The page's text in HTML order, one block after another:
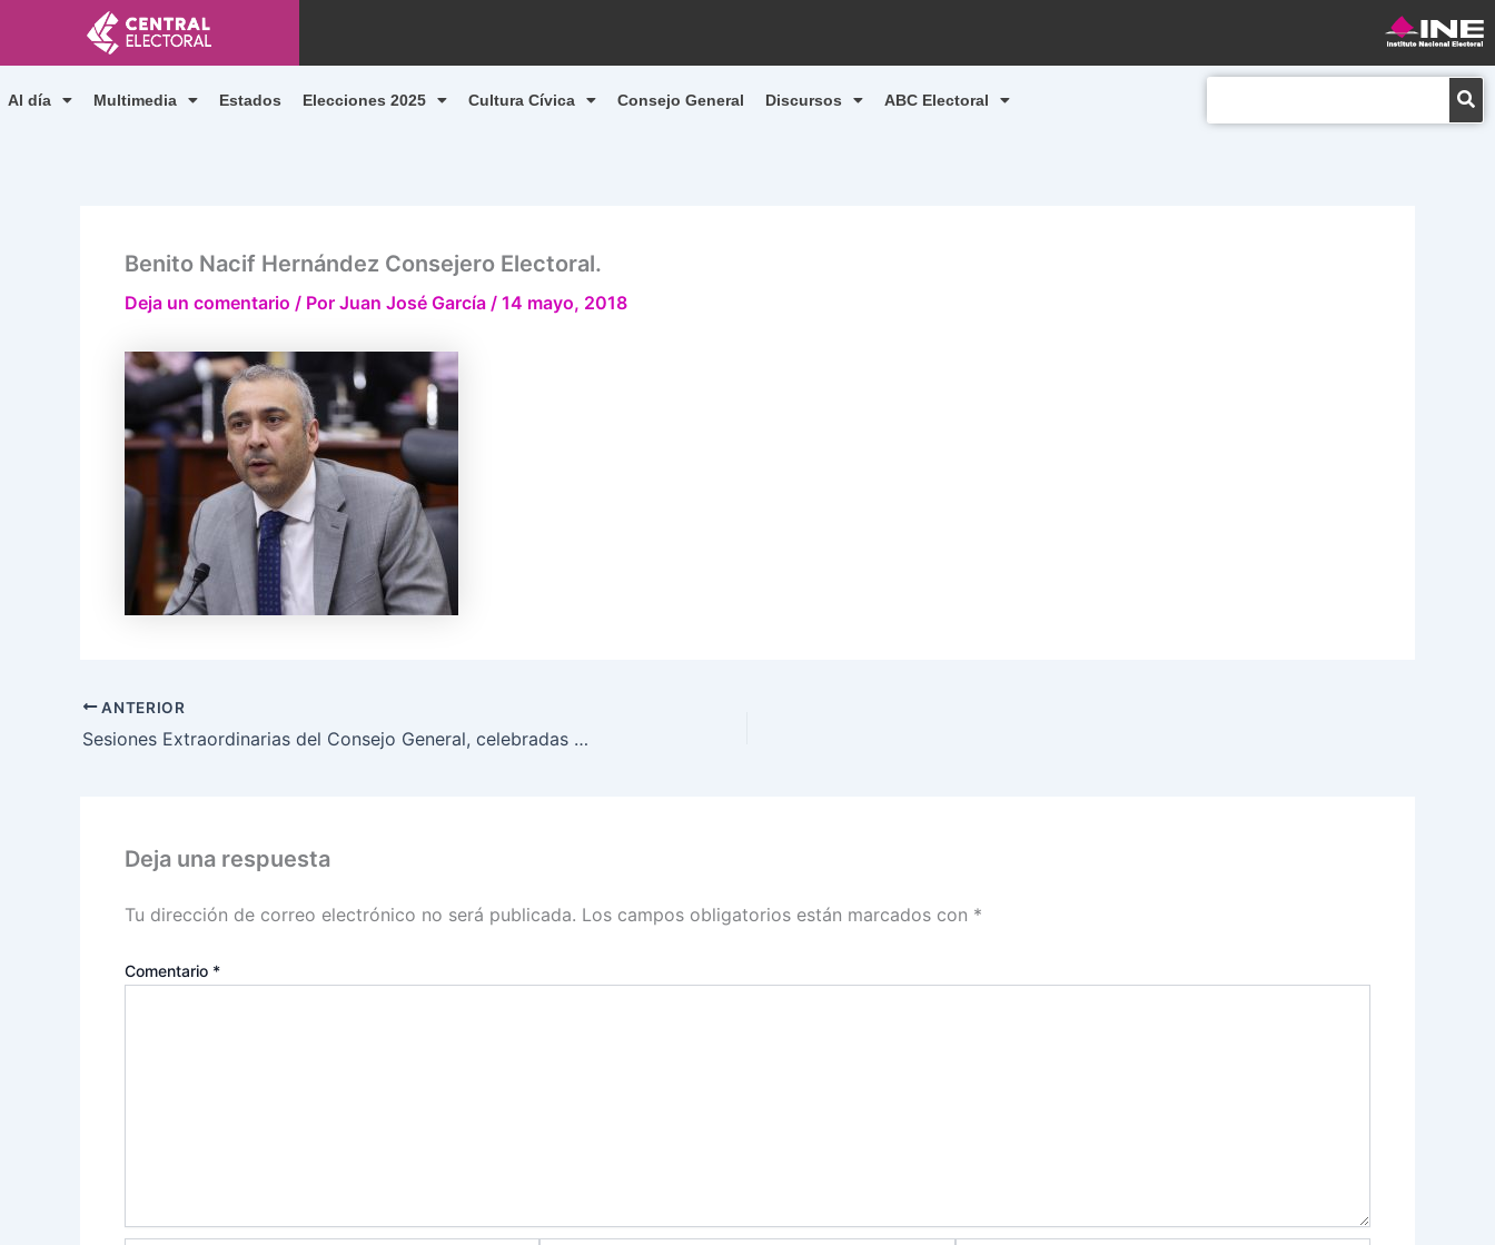
contenido
Al día Multimedia Estados Elecciones 2025 Cultura Cívica Consejo General Discursos ABC Electoral
Benito Nacif Hernández Consejero Electoral.
Deja un comentario / Por Juan José García / 14 mayo, 2018
ANTERIOR
Sesiones Extraordinarias del Consejo General, celebradas el día 11 de mayo de 2018
Deja una respuesta
Tu dirección de correo electrónico no será publicada. Los campos obligatorios están marcados con *
Comentario *